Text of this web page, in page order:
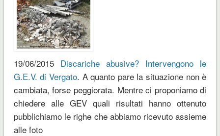
19/06/2015 Discariche abusive? Intervengono le
G.E.V. di Vergato. A quanto pare la situazione non è
cambiata, forse peggiorata. Mentre ci proponiamo di
chiedere alle GEV quali risultati hanno ottenuto
pubblichiamo le righe che abbiamo ricevuto assieme
alle foto